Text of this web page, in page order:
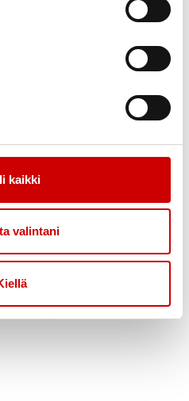
kaikki
valintani
Link to instagram
Link to youtube
Vertaistuki
Kuntoutus
Tuetut lomat